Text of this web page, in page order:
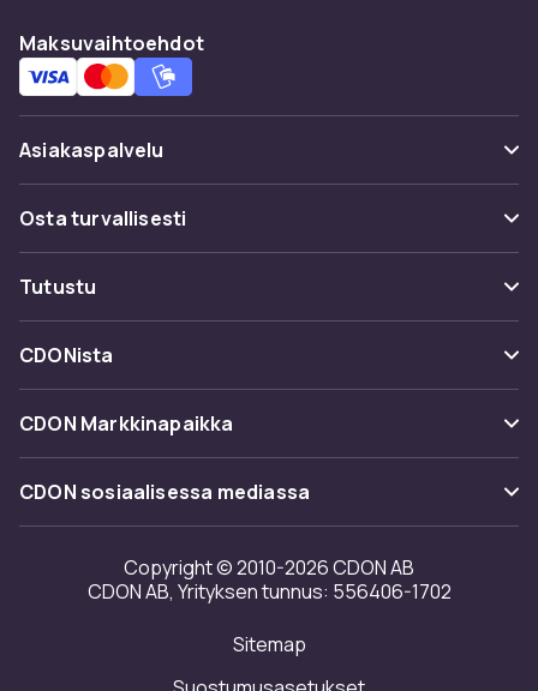
Maksuvaihtoehdot
Asiakaspalvelu
Usein kysyttyä (UKK)
Seuraa pakettia
Ota yhteyttä
Osta turvallisesti
Maksuvaihtoehdot
Toimitus
Takaisinvedot
Tutustu
Kategoriat
Tuotemerkit
CDONista
Tietoa meistä
Asiakasarvionnit
Investor relations
Saavutettavuusseloste
CDON Markkinapaikka
Merchant Help Center
CDON sosiaalisessa mediassa
Copyright © 2010-2026 CDON AB
CDON AB, Yrityksen tunnus: 556406-1702
Sitemap